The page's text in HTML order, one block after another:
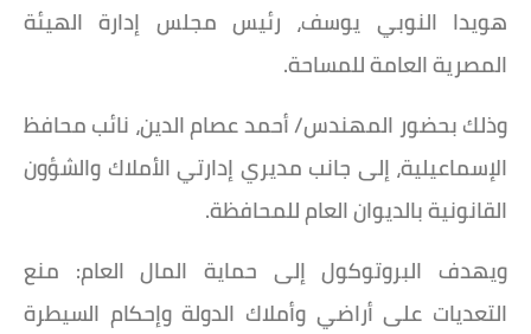
هويدا النوبي يوسف، رئيس مجلس إدارة الهيئة
المصرية العامة للمساحة.
وذلك بحضور المهندس/ أحمد عصام الدين، نائب محافظ
الإسماعيلية، إلى جانب مديري إدارتي الأملاك والشؤون
القانونية بالديوان العام للمحافظة.
ويهدف البروتوكول إلى حماية المال العام: منع
التعديات على أراضي وأملاك الدولة وإحكام السيطرة